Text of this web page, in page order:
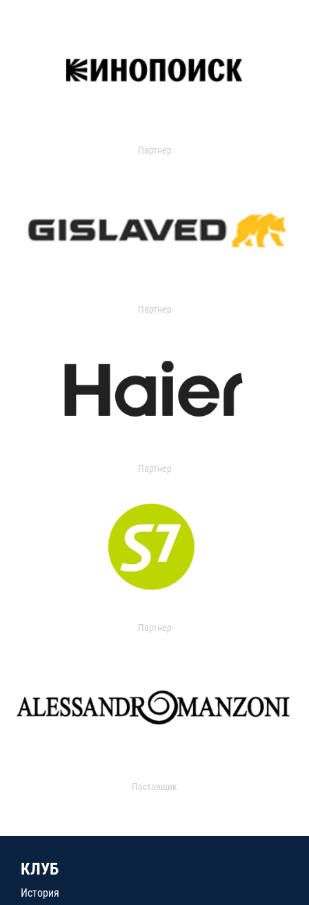
Партнер
Партнер
Партнер
Партнер
Поставщик
КЛУБ
История